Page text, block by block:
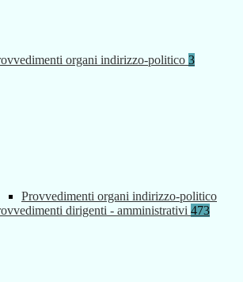
organi indirizzo-politico 3
Provvedimenti organi indirizzo-politico
dirigenti - amministrativi 473